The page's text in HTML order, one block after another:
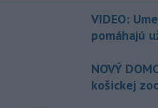
VIDEO:
pomáhajú
NOVÝ
košickej